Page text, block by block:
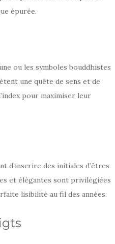
épurée.
ou les symboles bouddhistes
une quête de sens et de
pour maximiser leur
d’inscrire des initiales d’êtres
et élégantes sont privilégiées
lisibilité au fil des années.